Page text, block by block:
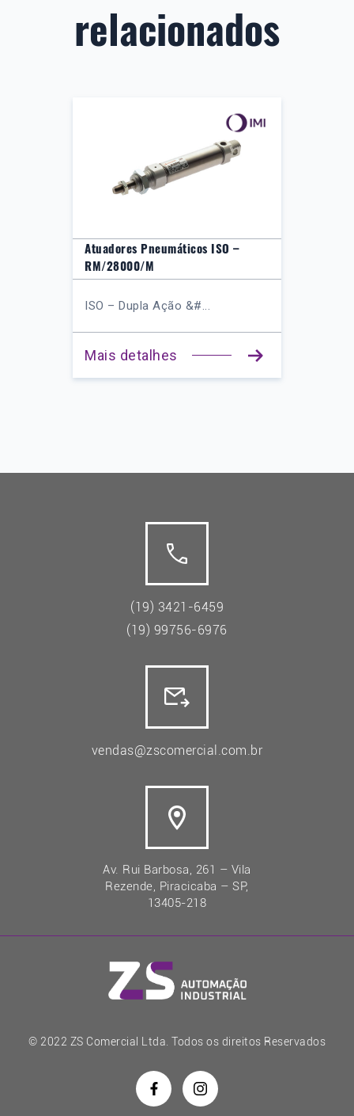
relacionados
Atuadores Pneumáticos ISO –
RM/28000/M
ISO – Dupla Ação &#...
Mais detalhes
(19) 3421-6459
(19) 99756-6976
vendas@zscomercial.com.br
Av. Rui Barbosa, 261 – Vila
Rezende, Piracicaba – SP,
13405-218
© 2022 ZS Comercial Ltda. Todos os direitos Reservados